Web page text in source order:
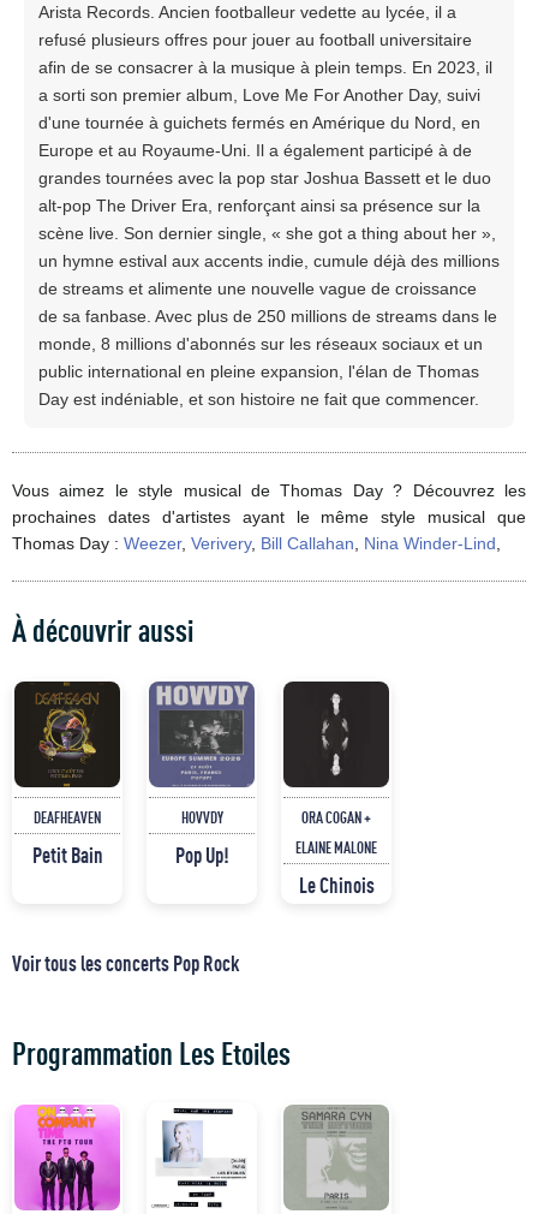
Arista Records. Ancien footballeur vedette au lycée, il a
refusé plusieurs offres pour jouer au football universitaire
afin de se consacrer à la musique à plein temps. En 2023, il
a sorti son premier album, Love Me For Another Day, suivi
d'une tournée à guichets fermés en Amérique du Nord, en
Europe et au Royaume-Uni. Il a également participé à de
grandes tournées avec la pop star Joshua Bassett et le duo
alt-pop The Driver Era, renforçant ainsi sa présence sur la
scène live. Son dernier single, « she got a thing about her »,
un hymne estival aux accents indie, cumule déjà des millions
de streams et alimente une nouvelle vague de croissance
de sa fanbase. Avec plus de 250 millions de streams dans le
monde, 8 millions d'abonnés sur les réseaux sociaux et un
public international en pleine expansion, l'élan de Thomas
Day est indéniable, et son histoire ne fait que commencer.
Vous aimez le style musical de Thomas Day ? Découvrez les
prochaines dates d'artistes ayant le même style musical que
Thomas Day : Weezer, Verivery, Bill Callahan Nina Winder-Lind
À découvrir aussi
DEAFHEAVEN
Petit Bain
HOVVDY
Pop Up!
ORA COGAN +
ELAINE MALONE
Le Chinois
Voir tous les concerts Pop Rock
Programmation Les Etoiles